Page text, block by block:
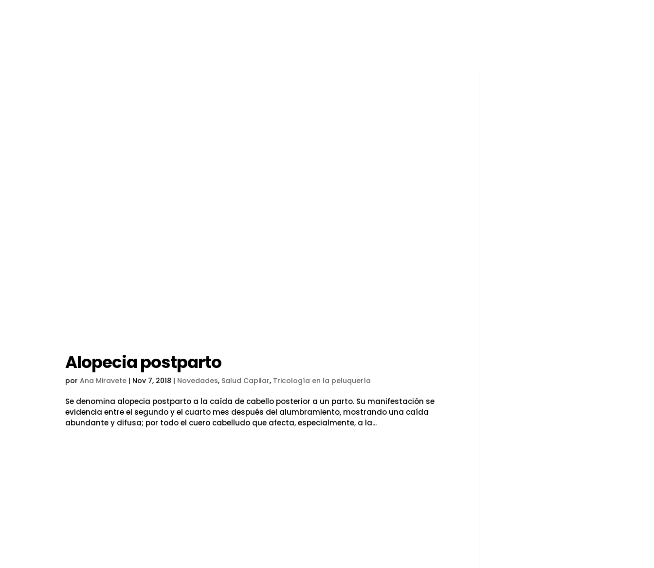
Alopecia postparto
porAna Miravete | Nov 7, 2018 | Novedades, Salud Capilar, Tricología en la peluquería
Se denomina alopecia postparto a la caída de cabello posterior a un parto. Su manifestación se
evidencia entre el segundo y el cuarto mes después del alumbramiento, mostrando una caída
abundante y difusa; por todo el cuero cabelludo que afecta, especialmente, a la...